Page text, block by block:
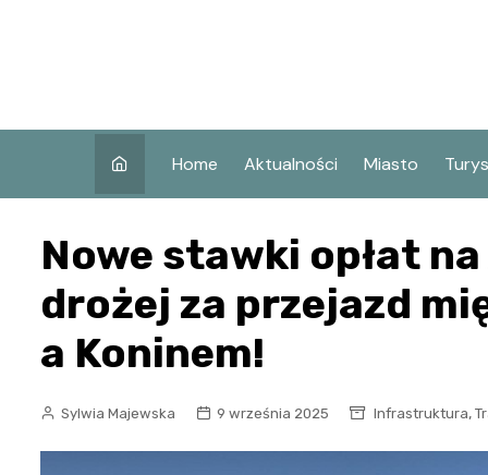
Home Aktualności Miasto
Nowe stawki opłat
drożej za przejazd
a Koninem!
Sylwia Majewska 9 września 2025 Infrastruktura,